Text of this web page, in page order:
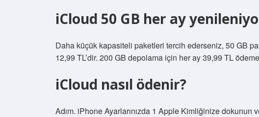
iCloud 50 GB her ay
Daha küçük kapasiteli paketleri tercih ederseniz, 50 GB
12,99 TL’dir. 200 GB depolama için her ay 39,99 TL
iCloud nasıl ödenir?
Adım. iPhone Ayarlarınızda 1 Apple Kimliğinize dokunun